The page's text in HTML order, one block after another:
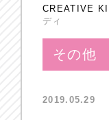
CREATIVE
ディ
その他
2019.05.29